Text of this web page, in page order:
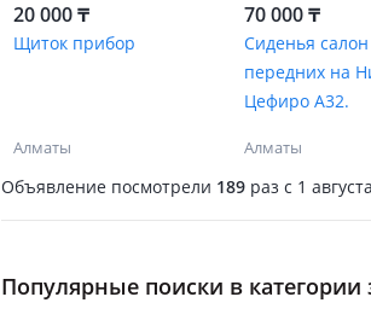
20 000 ₸
Щиток прибор
Алматы
70 000 ₸
Сиденья
передних на
Цефиро А32.
Алматы
Объявление посмотрели 189 раз c 1 августа
Популярные поиски в категории